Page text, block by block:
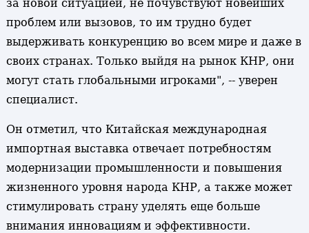
за новой ситуацией, не почувствуют новейших
проблем или вызовов, то им трудно будет
выдерживать конкуренцию во всем мире и даже в
своих странах. Только выйдя на рынок КНР, они
могут стать глобальными игроками", -- уверен
специалист.
Он отметил, что Китайская международная
импортная выставка отвечает потребностям
модернизации промышленности и повышения
жизненного уровня народа КНР, а также может
стимулировать страну уделять еще больше
внимания инновациям и эффективности.